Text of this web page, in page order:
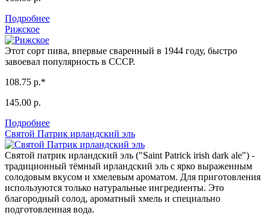
Подробнее
Рижское
Этот сорт пива, впервые сваренный в 1944 году, быстро
завоевал популярность в СССР.
108.75 р.*
145.00 р.
Подробнее
Святой Патрик ирландский эль
Святой патрик ирландский эль ("Saint Patrick irish dark ale") -
традиционный тёмный ирландский эль с ярко выраженным
солодовым вкусом и хмелевым ароматом. Для приготовления
используются только натуральные ингредиенты. Это
благородный солод, ароматный хмель и специально
подготовленная вода.